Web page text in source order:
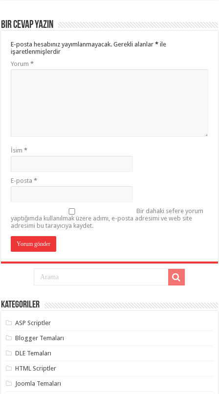
Bir cevap yazın
E-posta hesabınız yayımlanmayacak. Gerekli alanlar* ile
işaretlenmişlerdir
Yorum*
İsim*
E-posta*
Bir dahaki sefere yorum
yaptığımda kullanılmak üzere adımı, e-posta adresimi ve web site
adresimi bu tarayıcıya kaydet.
Kategoriler
ASP Scriptler
Blogger Temaları
DLE Temaları
HTML Scriptler
Joomla Temaları